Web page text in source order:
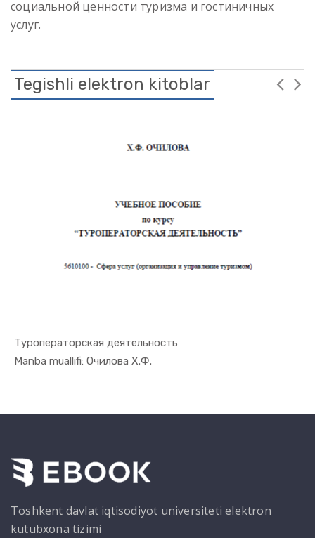
социальной ценности туризма и гостиничных
услуг.
Tegishli elektron kitoblar
Туроператорская деятельность
Manba muallifi: Очилова Х.Ф.
In Turizm ...
Toshkent davlat iqtisodiyot universiteti elektron
kutubxona tizimi